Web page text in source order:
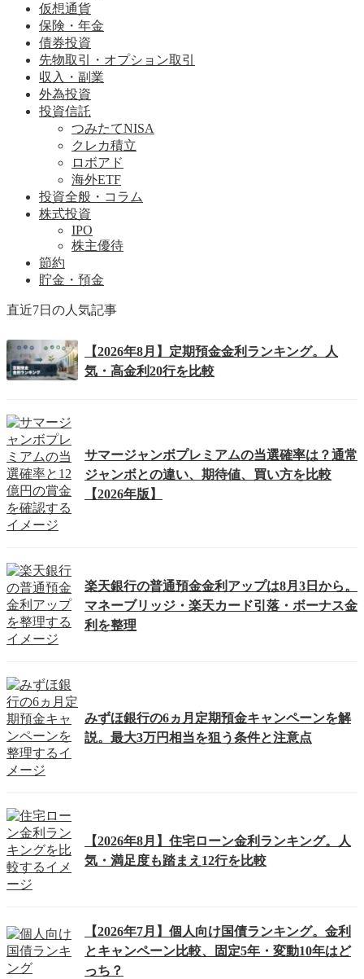
仮想通貨
保険・年金
債券投資
先物取引・オプション取引
収入・副業
外為投資
投資信託
つみたてNISA
クレカ積立
ロボアド
海外ETF
投資全般・コラム
株式投資
IPO
株主優待
節約
貯金・預金
直近7日の人気記事
【2026年8月】定期預金金利ランキング。人
気・高金利20行を比較
サマージャンボプレミアムの当選確率は？通常
ジャンボとの違い、期待値、買い方を比較
【2026年版】
楽天銀行の普通預金金利アップは8月3日から。
マネーブリッジ・楽天カード引落・ボーナス金
利を整理
みずほ銀行の6ヵ月定期預金キャンペーンを解
説。最大3万円相当を狙う条件と注意点
【2026年8月】住宅ローン金利ランキング。人
気・満足度も踏まえ12行を比較
【2026年7月】個人向け国債ランキング。金利
とキャンペーン比較、固定5年・変動10年はど
っち？